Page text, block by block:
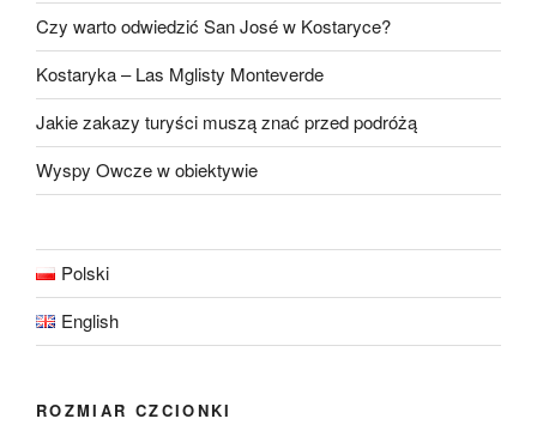
Czy warto odwiedzić San José w Kostaryce?
Kostaryka – Las Mglisty Monteverde
Jakie zakazy turyści muszą znać przed podróżą
Wyspy Owcze w obiektywie
Polski
English
ROZMIAR CZCIONKI